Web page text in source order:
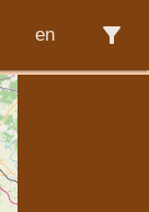
en filter_alt